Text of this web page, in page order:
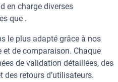
en charge diverses
que .
le plus adapté grâce à nos
et de comparaison. Chaque
de validation détaillées, des
des retours d’utilisateurs.